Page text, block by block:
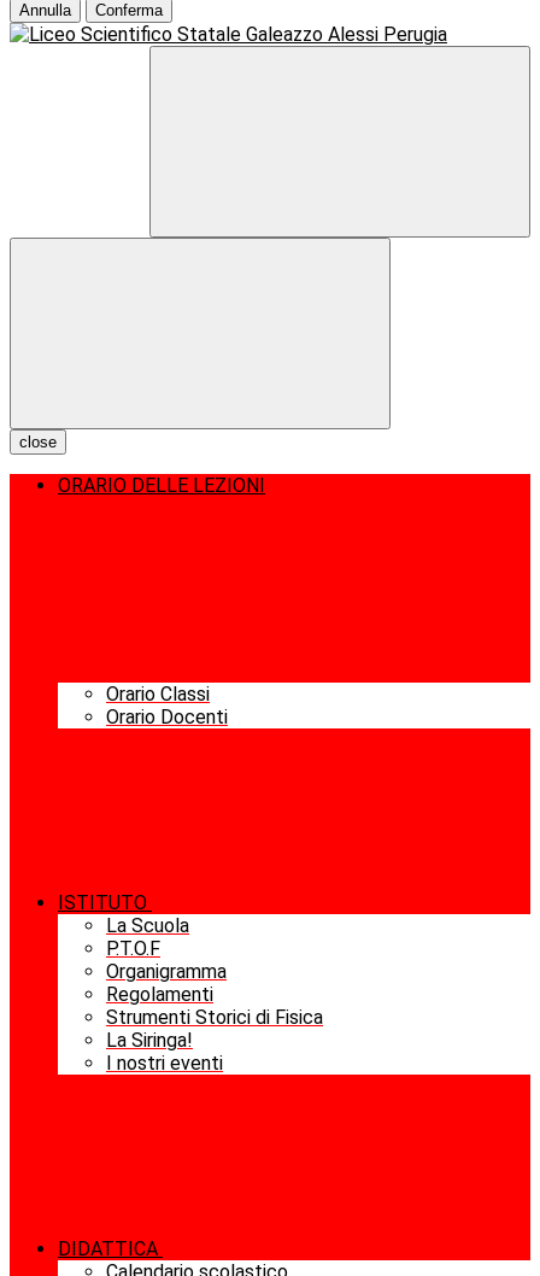
Annulla Conferma
close
ORARIO DELLE LEZIONI
Orario Classi
Orario Docenti
ISTITUTO
La Scuola
P.T.O.F
Organigramma
Regolamenti
Strumenti Storici di Fisica
La Siringa!
I nostri eventi
DIDATTICA